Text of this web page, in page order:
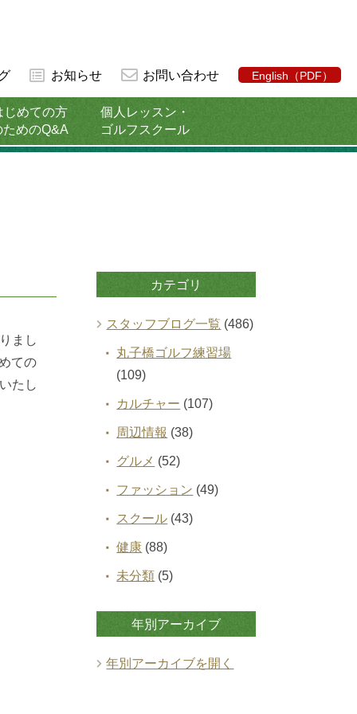
じめての方
ためのQ&A
個人レッスン・
ゴルフスクール
お知らせ お問い合わせ English（PDF）
まし
ての
たし
カテゴリ
スタッフブログ一覧 (486)
丸子橋ゴルフ練習場
(109)
カルチャー (107)
周辺情報 (38)
グルメ (52)
ファッション (49)
スクール (43)
健康 (88)
未分類 (5)
年別アーカイブ
年別アーカイブを開く